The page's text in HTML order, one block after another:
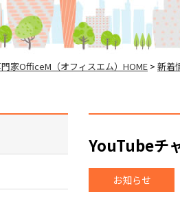
家OfficeM（オフィスエム）HOME > 新着
YouTubeチ
お知らせ